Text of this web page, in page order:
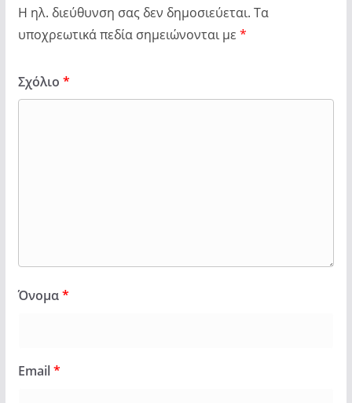
Η ηλ. διεύθυνση σας δεν δημοσιεύεται. Τα
υποχρεωτικά πεδία σημειώνονται με *
Σχόλιο *
Όνομα*
Email*